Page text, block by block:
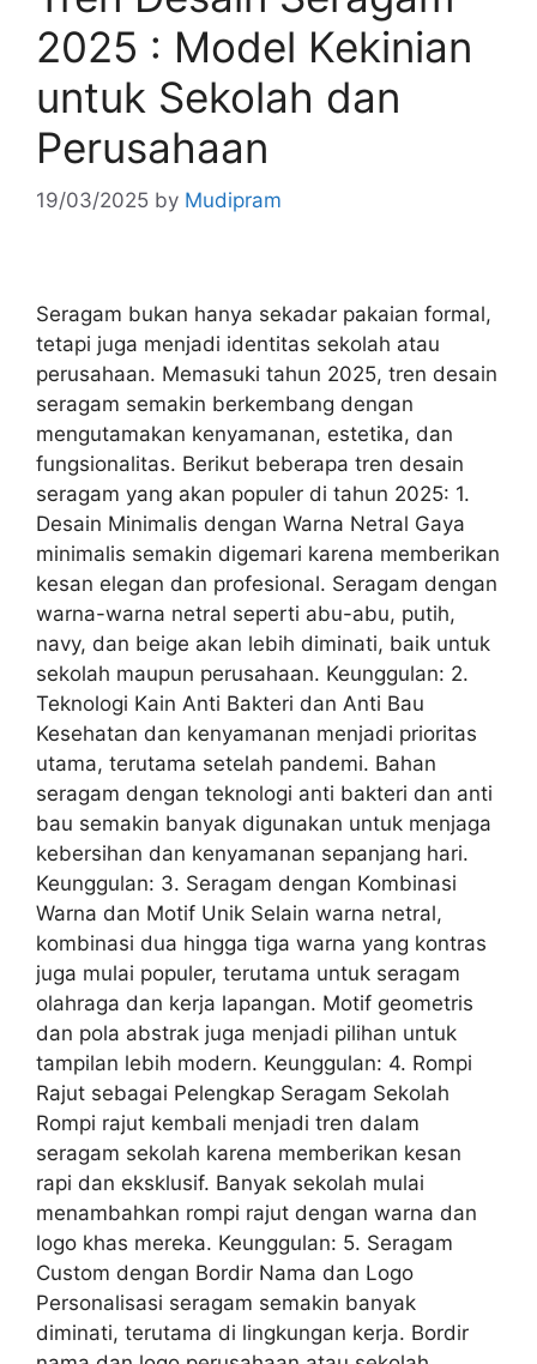
2025 : Model Kekinian
untuk Sekolah dan
Perusahaan
19/03/2025 by Mudipram
Seragam bukan hanya sekadar pakaian formal,
tetapi juga menjadi identitas sekolah atau
perusahaan. Memasuki tahun 2025, tren desain
seragam semakin berkembang dengan
mengutamakan kenyamanan, estetika, dan
fungsionalitas. Berikut beberapa tren desain
seragam yang akan populer di tahun 2025: 1.
Desain Minimalis dengan Warna Netral Gaya
minimalis semakin digemari karena memberikan
kesan elegan dan profesional. Seragam dengan
warna-warna netral seperti abu-abu, putih,
navy, dan beige akan lebih diminati, baik untuk
sekolah maupun perusahaan. Keunggulan: 2.
Teknologi Kain Anti Bakteri dan Anti Bau
Kesehatan dan kenyamanan menjadi prioritas
utama, terutama setelah pandemi. Bahan
seragam dengan teknologi anti bakteri dan anti
bau semakin banyak digunakan untuk menjaga
kebersihan dan kenyamanan sepanjang hari.
Keunggulan: 3. Seragam dengan Kombinasi
Warna dan Motif Unik Selain warna netral,
kombinasi dua hingga tiga warna yang kontras
juga mulai populer, terutama untuk seragam
olahraga dan kerja lapangan. Motif geometris
dan pola abstrak juga menjadi pilihan untuk
tampilan lebih modern. Keunggulan: 4. Rompi
Rajut sebagai Pelengkap Seragam Sekolah
Rompi rajut kembali menjadi tren dalam
seragam sekolah karena memberikan kesan
rapi dan eksklusif. Banyak sekolah mulai
menambahkan rompi rajut dengan warna dan
logo khas mereka. Keunggulan: 5. Seragam
Custom dengan Bordir Nama dan Logo
Personalisasi seragam semakin banyak
diminati, terutama di lingkungan kerja. Bordir